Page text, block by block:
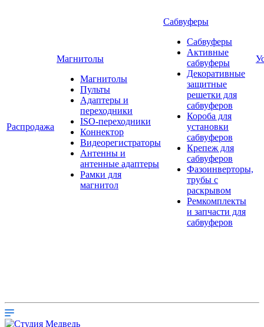
Распродажа
Магнитолы
Магнитолы
Пульты
Адаптеры и
переходники
ISO-переходники
Коннектор
Видеорегистраторы
Антенны и
антенные адаптеры
Рамки для
магнитол
Сабвуферы
Сабвуферы
Активные
сабвуферы
Декоративные
защитные
решетки для
сабвуферов
Короба для
установки
сабвуферов
Крепеж для
сабвуферов
Фазоинверторы,
трубы с
раскрывом
Ремкомплекты
и запчасти для
сабвуферов